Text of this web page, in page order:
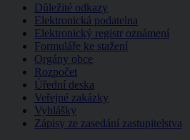
Důležité odkazy
Elektronická podatelna
Elektronický registr oznámení
Formuláře ke stažení
Orgány obce
Rozpočet
Úřední deska
Veřejné zakázky
Vyhlášky
Zápisy ze zasedání zastupitelstva